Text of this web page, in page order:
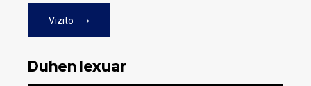
Vizito ⟶
Duhen lexuar